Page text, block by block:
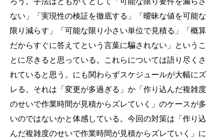
ない」「実現性の検証を徹底する」「曖昧な値を可能な
限り減らす」「可能な限り小さい単位で見積る」「概算
だからすぐに答えてという言葉に騙されない」というこ
とに尽きると思っている。これらについては語り尽くさ
れていると思う。にも関わらずスケジュールが大幅にズ
レる。それは「変更が多過ぎる」か「作り込んだ複雑度
のせいで作業時間が見積からズレていく」のケースが多
いのではないかと体感している。今回の対策は「作り込
んだ複雑度のせいで作業時間が見積からズレていく」に